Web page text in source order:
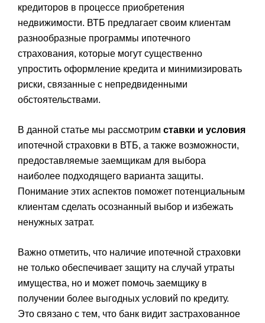
кредиторов в процессе приобретения
недвижимости. ВТБ предлагает своим клиентам
разнообразные программы ипотечного
страхования, которые могут существенно
упростить оформление кредита и минимизировать
риски, связанные с непредвиденными
обстоятельствами.
В данной статье мы рассмотрим ставки и условия
ипотечной страховки в ВТБ, а также возможности,
предоставляемые заемщикам для выбора
наиболее подходящего варианта защиты.
Понимание этих аспектов поможет потенциальным
клиентам сделать осознанный выбор и избежать
ненужных затрат.
Важно отметить, что наличие ипотечной страховки
не только обеспечивает защиту на случай утраты
имущества, но и может помочь заемщику в
получении более выгодных условий по кредиту.
Это связано с тем, что банк видит застрахованное